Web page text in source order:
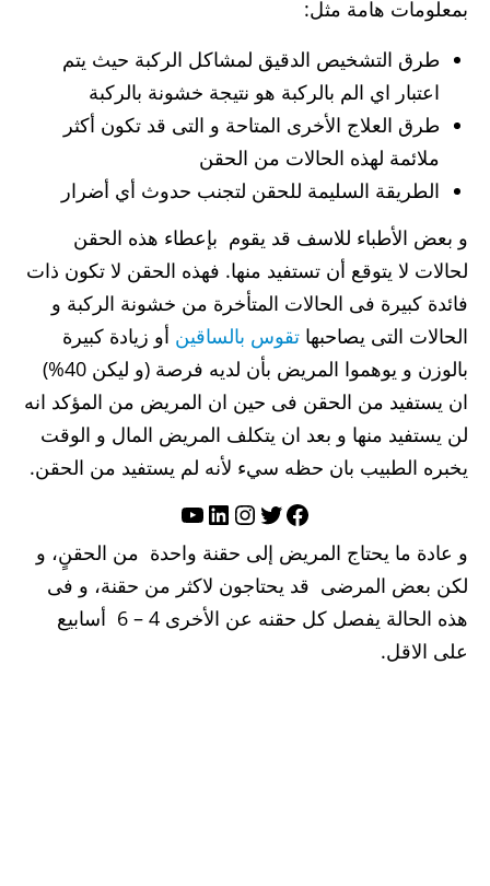
بمعلومات هامة مثل:
طرق التشخيص الدقيق لمشاكل الركبة حيث يتم
اعتبار اي الم بالركبة هو نتيجة خشونة بالركبة
طرق العلاج الأخرى المتاحة و التى قد تكون أكثر
ملائمة لهذه الحالات من الحقن
الطريقة السليمة للحقن لتجنب حدوث أي أضرار
و بعض الأطباء للاسف قد يقوم بإعطاء هذه الحقن
لحالات لا يتوقع أن تستفيد منها. فهذه الحقن لا تكون ذات
فائدة كبيرة فى الحالات المتأخرة من خشونة الركبة و
الحالات التى يصاحبها تقوس بالساقين أو زيادة كبيرة
بالوزن و يوهموا المريض بأن لديه فرصة (و ليكن 40%)
ان يستفيد من الحقن فى حين ان المريض من المؤكد انه
لن يستفيد منها و بعد ان يتكلف المريض المال و الوقت
يخبره الطبيب بان حظه سيء لأنه لم يستفيد من الحقن.
فيسبوك
تويترإنستجرام
لينكد إنيوتيوب
و عادة ما يحتاج المريض إلى حقنة واحدة من الحقنٍ، و
لكن بعض المرضى قد يحتاجون لاكثر من حقنة، و فى
هذه الحالة يفصل كل حقنه عن الأخرى 4 – 6 أسابيع
على الاقل.